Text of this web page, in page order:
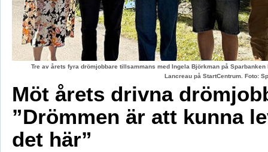
Tre av årets fyra drömjobbare tillsammans med Ingela Björkman på
Lancreau på StartCentrum. Foto:
Möt årets drivna
”Drömmen är att kunna
det här”